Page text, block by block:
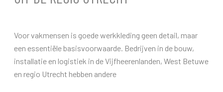
Voor vakmensen is goede werkkleding geen detail, maar
een essentiële basisvoorwaarde. Bedrijven in de bouw,
installatie en logistiek in de Vijfheerenlanden, West Betuwe
en regio Utrecht hebben andere